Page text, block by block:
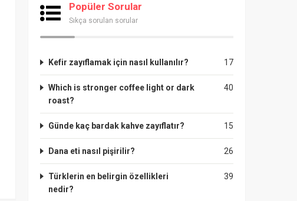
Popüler Sorular
Sıkça sorulan sorular
17
Kefir zayıflamak için nasıl kullanılır?
40
Which is stronger coffee light or dark
roast?
15
Günde kaç bardak kahve zayıflatır?
26
Dana eti nasıl pişirilir?
39
Türklerin en belirgin özellikleri
nedir?